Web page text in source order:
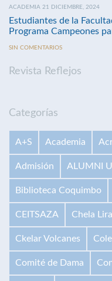
ACADEMIA 21 DICIEMBRE, 2024
Estudiantes de la
Programa Campeones
SIN COMENTARIOS
Revista Reflejos
Categorías
A+S Academia
Admisión ALUMNI
Biblioteca Coquimbo
CEITSAZA Chela Lira
Ckelar Volcanes
Comité de Dama